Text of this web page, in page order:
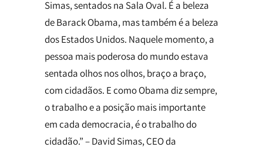
Simas, sentados na Sala Oval. É a beleza
de Barack Obama, mas também é a beleza
dos Estados Unidos. Naquele momento, a
pessoa mais poderosa do mundo estava
sentada olhos nos olhos, braço a braço,
com cidadãos. E como Obama diz sempre,
o trabalho e a posição mais importante
em cada democracia, é o trabalho do
cidadão.” – David Simas, CEO da